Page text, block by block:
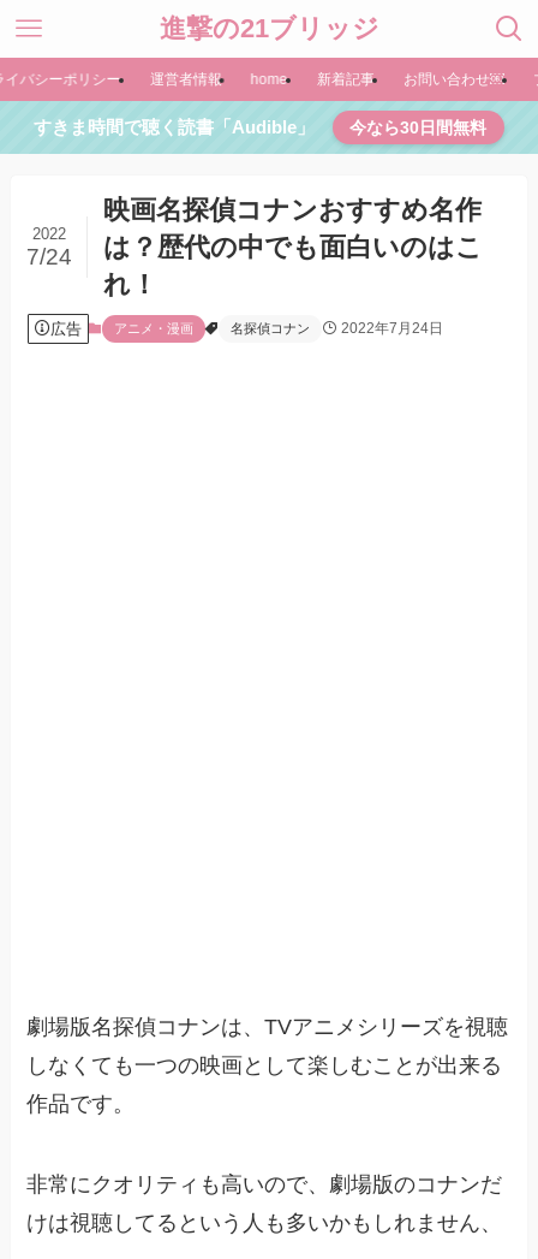
進撃の21ブリッジ
イバシーポリシー 運営者情報 home 新着記事 お問い合わせ￼
すきま時間で聴く読書「Audible」 今なら30日間無料
映画名探偵コナンおすすめ名作
は？歴代の中でも面白いのはこ
れ！
2022
7/24
広告 アニメ・漫画 名探偵コナン 2022年7月24日
劇場版名探偵コナンは、TVアニメシリーズを視聴
しなくても一つの映画として楽しむことが出来る
作品です。
非常にクオリティも高いので、劇場版のコナンだ
けは視聴してるという人も多いかもしれません、